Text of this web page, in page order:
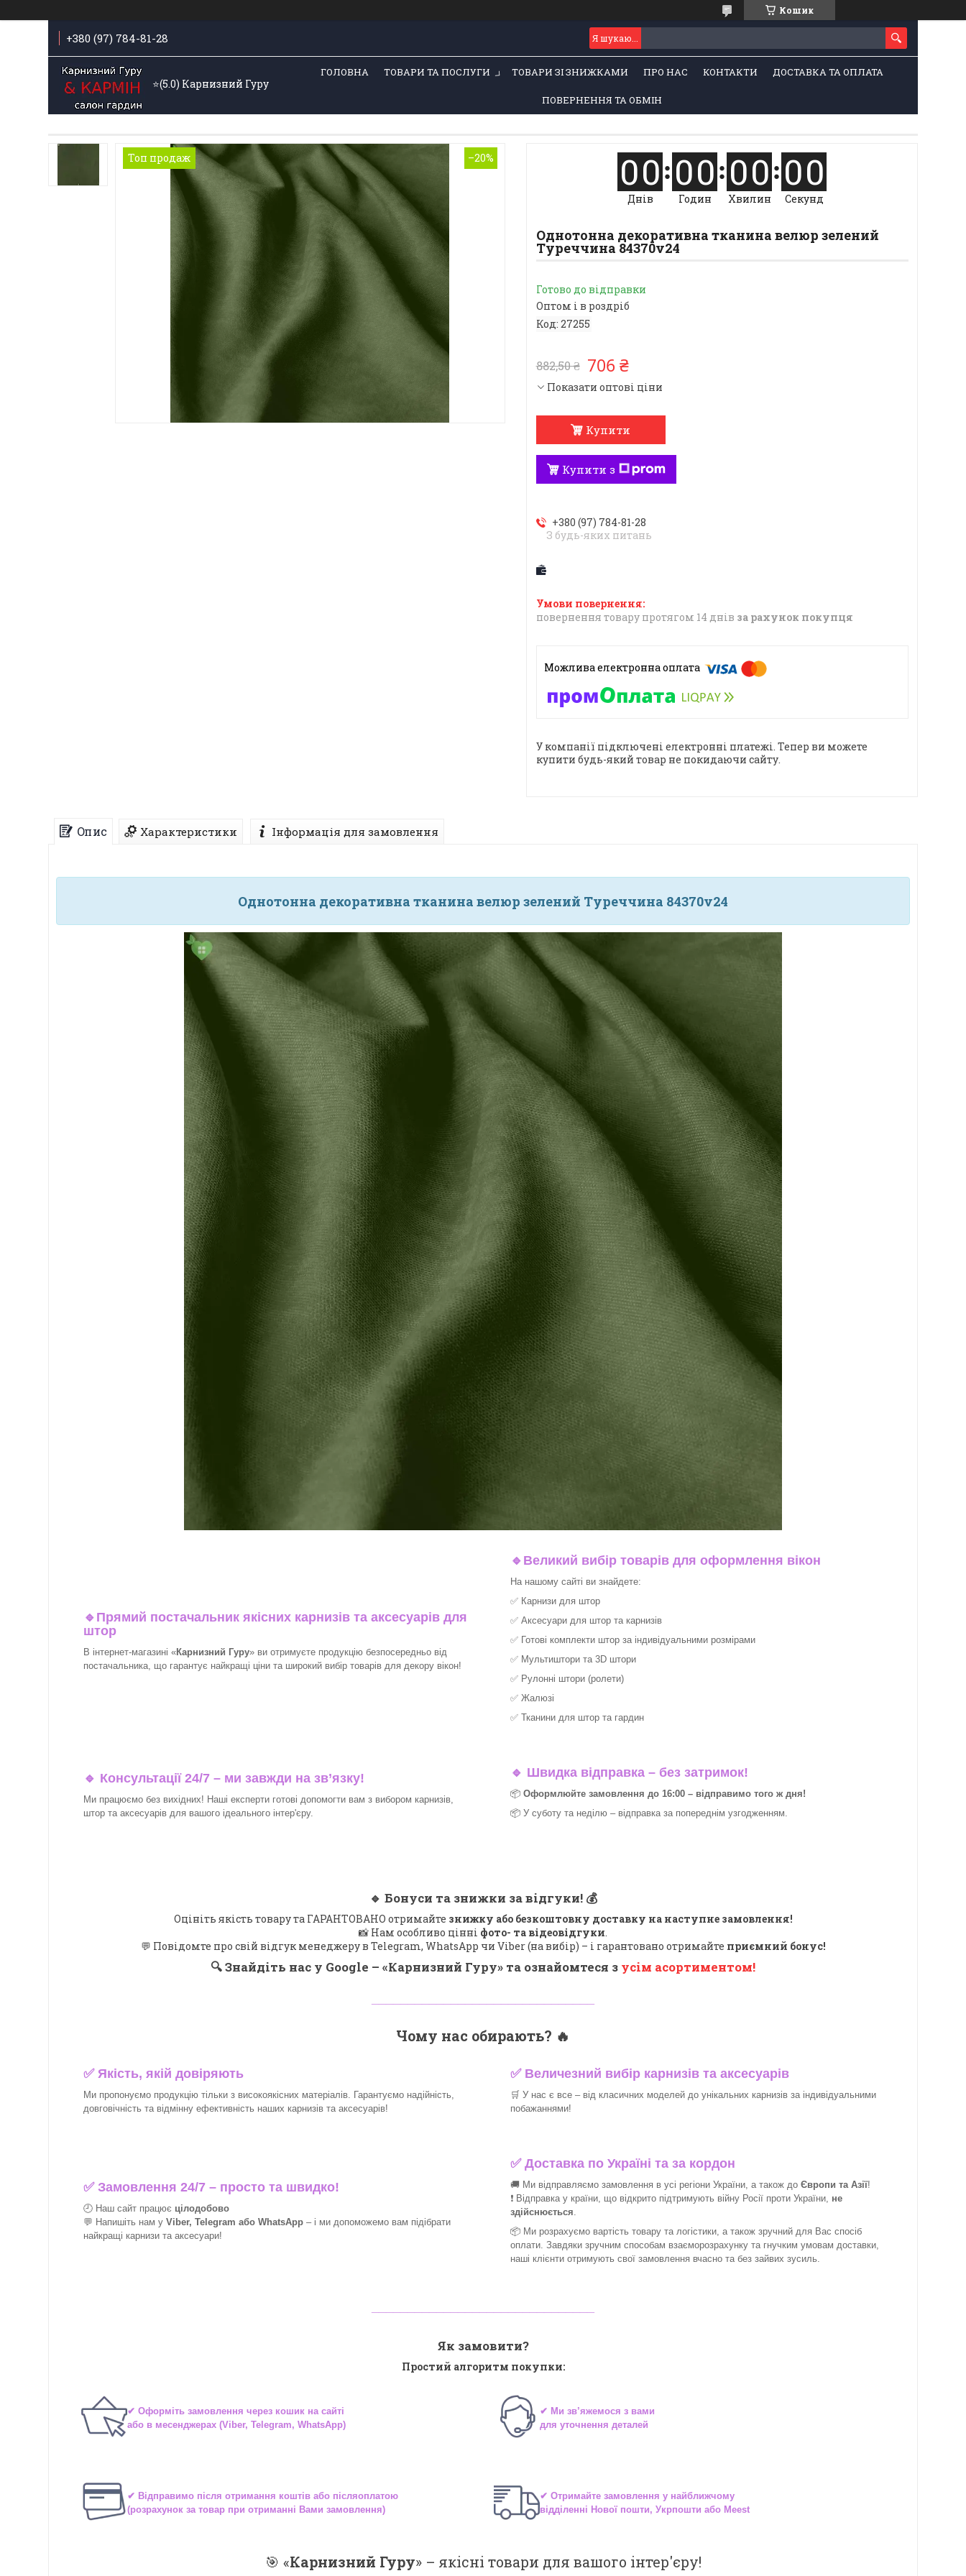
Кошик
+380 (97) 784-81-28
⭐️(5.0) Карнизний Гуру
ГОЛОВНА ТОВАРИ ТА ПОСЛУГИ ТОВАРИ ЗІ ЗНИЖКАМИ ПРО НАС КОНТАКТИ ДОСТАВКА ТА ОПЛАТА
ПОВЕРНЕННЯ ТА ОБМІН
Топ продаж –20% 00
Днів
00
Годин
00
Хвилин
00
Секунд
Однотонна декоративна тканина велюр зелений
Туреччина 84370v24
Готово до відправки
Оптом і в роздріб
Код: 27255
882,50 ₴ 706 ₴
Показати оптові ціни
Купити
Купити з
+380 (97) 784-81-28
З будь-яких питань
повернення товару протягом 14 днів за рахунок покупця
У компанії підключені електронні платежі. Тепер ви можете
купити будь-який товар не покидаючи сайту.
Опис Характеристики Інформація для замовлення
Однотонна декоративна тканина велюр зелений Туреччина 84370v24
🔹 Прямий постачальник якісних карнизів та аксесуарів для
штор
В інтернет-магазині «Карнизний Гуру» ви отримуєте продукцію безпосередньо від
постачальника, що гарантує найкращі ціни та широкий вибір товарів для декору вікон!​
🔹 Великий вибір товарів для оформлення вікон
На нашому сайті ви знайдете:
✅ Карнизи для штор
✅ Аксесуари для штор та карнизів
✅ Готові комплекти штор за індивідуальними розмірами
✅ Мультиштори та 3D штори
✅ Рулонні штори (ролети)
✅ Жалюзі
✅ Тканини для штор та гардин
🔹 Консультації 24/7 – ми завжди на зв’язку!
Ми працюємо без вихідних! Наші експерти готові допомогти вам з вибором карнизів,
штор та аксесуарів для вашого ідеального інтер'єру.​
🔹 Швидка відправка – без затримок!
📦 Оформлюйте замовлення до 16:00 – відправимо того ж дня!
📦 У суботу та неділю – відправка за попереднім узгодженням.
🔹 Бонуси та знижки за відгуки! 💰
Оцініть якість товару та ГАРАНТОВАНО отримайте знижку або безкоштовну доставку на наступне замовлення!
📸 Нам особливо цінні фото- та відеовідгуки.
💬 Повідомте про свій відгук менеджеру в Telegram, WhatsApp чи Viber (на вибір) – і гарантовано отримайте приємний бонус!
🔍Знайдіть нас у Google – «Карнизний Гуру» та ознайомтеся з усім асортиментом!
Чому нас обирають? 🔥
✅Якість, якій довіряють
Ми пропонуємо продукцію тільки з високоякісних матеріалів. Гарантуємо надійність,
довговічність та відмінну ефективність наших карнизів та аксесуарів!​
✅ Величезний вибір карнизів та аксесуарів
🛒 У нас є все – від класичних моделей до унікальних карнизів за індивідуальними
побажаннями!​
✅Замовлення 24/7 – просто та швидко!
🕘 Наш сайт працює цілодобово
💬 Напишіть нам у Viber, Telegram або WhatsApp – і ми допоможемо вам підібрати
найкращі карнизи та аксесуари!
✅Доставка по Україні та за кордон
🚚 Ми відправляємо замовлення в усі регіони України, а також до Європи та Азії!
❗ Відправка у країни, що відкрито підтримують війну Росії проти України, не
здійснюється.
📦 Ми розрахуємо вартість товару та логістики, а також зручний для Вас спосіб
оплати. Завдяки зручним способам взаєморозрахунку та гнучким умовам доставки,
наші клієнти отримують свої замовлення вчасно та без зайвих зусиль.
Як замовити?
Простий алгоритм покупки:
✔ Оформіть замовлення через кошик на сайті
або в месенджерах (Viber, Telegram, WhatsApp)
✔ Ми зв’яжемося з вами
для уточнення деталей
✔ Відправимо після отримання коштів або післяоплатою
(розрахунок за товар при отриманні Вами замовлення)
✔ Отримайте замовлення у найближчому
відділенні Нової пошти, Укрпошти або Meest
🎯 «Карнизний Гуру» – якісні товари для вашого інтер'єру!